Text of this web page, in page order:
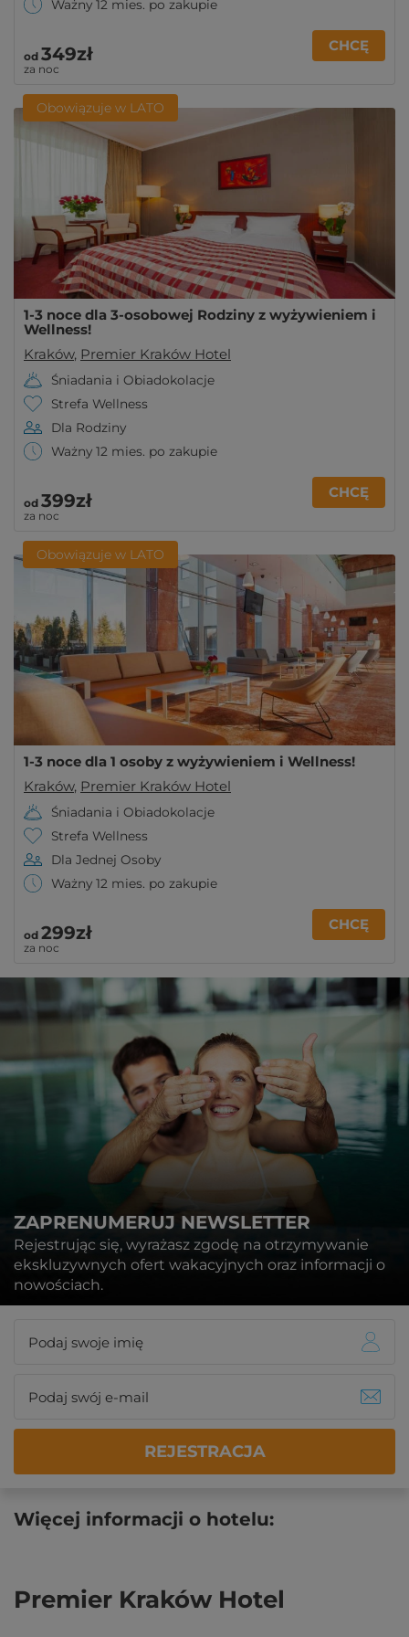
Ważny 12 mies. po zakupie
od 349zł
za noc
CHCĘ
Obowiązuje w LATO
1-3 noce dla 3-osobowej Rodziny z wyżywieniem i
Wellness!
Kraków, Premier Kraków Hotel
Śniadania i Obiadokolacje
Strefa Wellness
Dla Rodziny
Ważny 12 mies. po zakupie
od 399zł
za noc
CHCĘ
Obowiązuje w LATO
1-3 noce dla 1 osoby z wyżywieniem i Wellness!
Kraków, Premier Kraków Hotel
Śniadania i Obiadokolacje
Strefa Wellness
Dla Jednej Osoby
Ważny 12 mies. po zakupie
od 299zł
za noc
CHCĘ
ZAPRENUMERUJ NEWSLETTER
Rejestrując się, wyrażasz zgodę na otrzymywanie
ekskluzywnych ofert wakacyjnych oraz informacji o
nowościach.
REJESTRACJA
Więcej informacji o hotelu:
Premier Kraków Hotel